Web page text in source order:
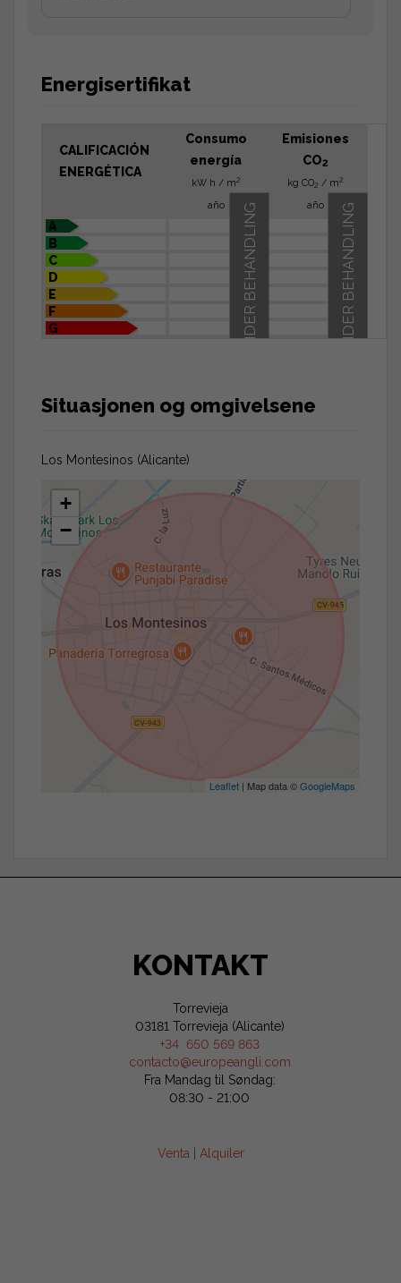
Energisertifikat
CALIFICACIÓN
ENERGÉTICA
Consumo
energía
kW h / m2
año
Emisiones
CO2
kg CO2 / m2
año
A
B
C
D
E
F
G
UNDER BEHANDLING
UNDER BEHANDLING
Situasjonen og omgivelsene
Los Montesinos (Alicante)
+
−
Leaflet | Map data ©GoogleMaps
KONTAKT
Torrevieja
03181 Torrevieja (Alicante)
+34 650 569 863
contacto@europeangli.com
Fra Mandag til Søndag:
08:30 - 21:00
Venta Alquiler